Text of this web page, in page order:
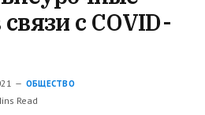
с COVID-
ОБЩЕСТВО
Read